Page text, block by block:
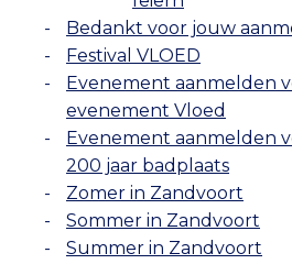
Bedankt voor jouw
Festival VLOED
Evenement aanmelden
evenement Vloed
Evenement aanmelden
200 jaar badplaats
Zomer in Zandvoort
Sommer in Zandvoort
Summer in Zandvoort